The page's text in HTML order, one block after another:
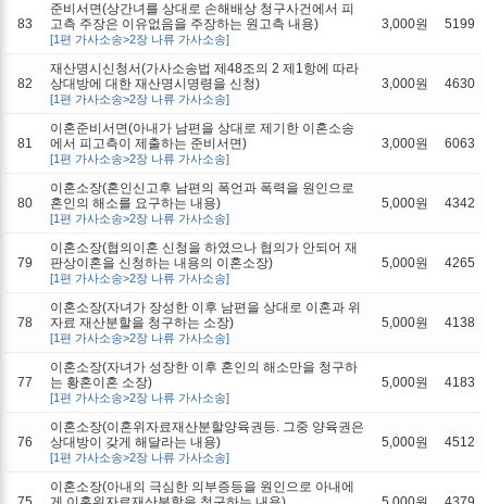
83
준비서면(상간녀를 상대로 손해배상 청구사건에서 피
고측 주장은 이유없음을 주장하는 원고측 내용)
[1편 가사소송>2장 나류 가사소송]
3,000원 5199
82
재산명시신청서(가사소송법 제48조의 2 제1항에 따라
상대방에 대한 재산명시명령을 신청)
[1편 가사소송>2장 나류 가사소송]
3,000원 4630
81
이혼준비서면(아내가 남편을 상대로 제기한 이혼소송
에서 피고측이 제출하는 준비서면)
[1편 가사소송>2장 나류 가사소송]
3,000원 6063
80
이혼소장(혼인신고후 남편의 폭언과 폭력을 원인으로
혼인의 해소를 요구하는 내용)
[1편 가사소송>2장 나류 가사소송]
5,000원 4342
79
이혼소장(협의이혼 신청을 하였으나 협의가 안되어 재
판상이혼을 신청하는 내용의 이혼소장)
[1편 가사소송>2장 나류 가사소송]
5,000원 4265
78
이혼소장(자녀가 장성한 이후 남편을 상대로 이혼과 위
자료 재산분할을 청구하는 소장)
[1편 가사소송>2장 나류 가사소송]
5,000원 4138
77
이혼소장(자녀가 성장한 이후 혼인의 해소만을 청구하
는 황혼이혼 소장)
[1편 가사소송>2장 나류 가사소송]
5,000원 4183
76
이혼소장(이혼위자료재산분할양육권등. 그중 양육권은
상대방이 갖게 해달라는 내용)
[1편 가사소송>2장 나류 가사소송]
5,000원 4512
이혼소장(아내의 극심한 의부증등을 원인으로 아내에